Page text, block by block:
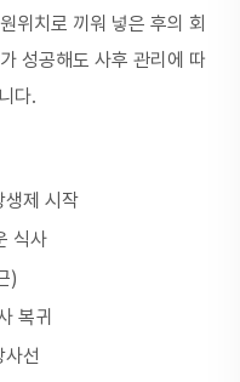
위치로 끼워 넣은 후의 회
성공해도 사후 관리에 따
다.
생제 시작
식사
)
복귀
선